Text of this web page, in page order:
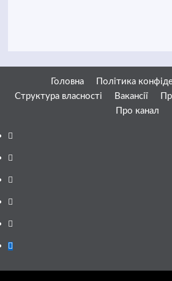
Головна
Політика
Структура власності
Вакансії
Про канал
Facebook
YouTube
Telegram
Instagram
Twitter
Google